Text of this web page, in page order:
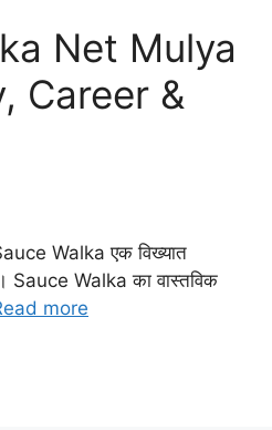
Net Mulya
Career &
Walka एक विख्यात
Sauce Walka का वास्तविक
more